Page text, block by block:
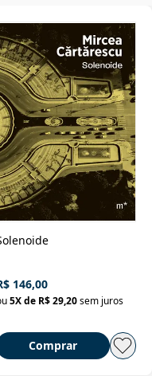
146,00
5X de R$ 29,20 sem juros
Comprar